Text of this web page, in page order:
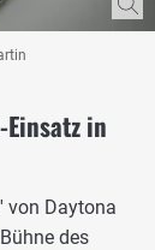
Einsatz in
von Daytona
des